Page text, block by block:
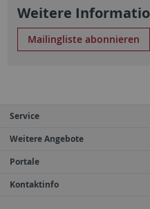
Weitere
Mailingliste abonnieren
Service
Weitere Angebote
Portale
Kontaktinfo